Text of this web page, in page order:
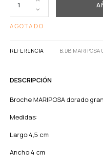
AGOTADO
REFERENCIA B.DB.MARIPOSA
DESCRIPCIÓN
Broche MARIPOSA dorado
Medidas:
Largo 4,5 cm
Ancho 4 cm